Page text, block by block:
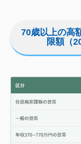
70歳以上の高
限額（